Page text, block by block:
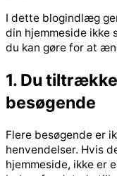
I dette blogindlæg
din hjemmeside ikke
du kan gøre for at
1. Du
besøgende
Flere besøgende er
henvendelser. Hvis
hjemmeside, ikke er